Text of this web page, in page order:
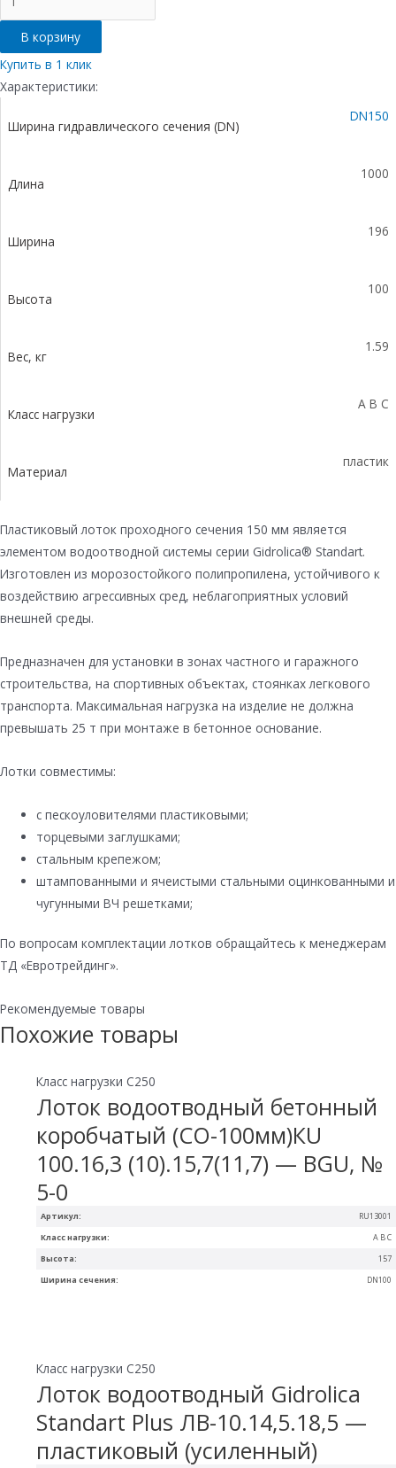
товара
Лоток
водоотводный
Gidrolica
Standart
ЛВ-15.19,6.10
пластиковый
В корзину
Купить в 1 клик
Характеристики:
Ширина гидравлического сечения (DN)
DN150
Длина
1000
Ширина
196
Высота
100
Вес, кг
1.59
Класс нагрузки
A B C
Материал
пластик
Пластиковый лоток проходного сечения 150 мм является
элементом водоотводной системы серии Gidrolica® Standart.
Изготовлен из морозостойкого полипропилена, устойчивого к
воздействию агрессивных сред, неблагоприятных условий
внешней среды.
Предназначен для установки в зонах частного и гаражного
строительства, на спортивных объектах, стоянках легкового
транспорта. Максимальная нагрузка на изделие не должна
превышать 25 т при монтаже в бетонное основание.
Лотки совместимы:
с пескоуловителями пластиковыми;
торцевыми заглушками;
стальным крепежом;
штампованными и ячеистыми стальными оцинкованными и
чугунными ВЧ решетками;
По вопросам комплектации лотков обращайтесь к менеджерам
ТД «Евротрейдинг».
Рекомендуемые товары
Похожие товары
Артикул: RU13001
Ширина сечения: DN100
Высота: 157
Класс нагрузки: A B C
Класс нагрузки C250
Лоток водоотводный бетонный
коробчатый (СО-100мм)КU
100.16,3 (10).15,7(11,7) — BGU, №
5-0
Класс нагрузки C250
Лоток водоотводный Gidrolica
Standart Plus ЛВ-10.14,5.18,5 —
пластиковый (усиленный)